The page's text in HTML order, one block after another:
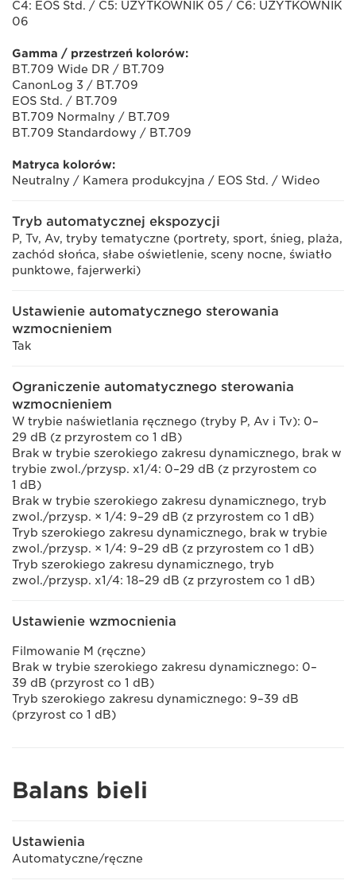
C4: EOS Std. / C5: UŻYTKOWNIK 05 / C6: UŻYTKOWNIK
06
Gamma / przestrzeń kolorów:
BT.709 Wide DR / BT.709
CanonLog 3 / BT.709
EOS Std. / BT.709
BT.709 Normalny / BT.709
BT.709 Standardowy / BT.709
Matryca kolorów:
Neutralny / Kamera produkcyjna / EOS Std. / Wideo
Tryb automatycznej ekspozycji
P, Tv, Av, tryby tematyczne (portrety, sport, śnieg, plaża,
zachód słońca, słabe oświetlenie, sceny nocne, światło
punktowe, fajerwerki)
Ustawienie automatycznego sterowania
wzmocnieniem
Tak
Ograniczenie automatycznego sterowania
wzmocnieniem
W trybie naświetlania ręcznego (tryby P, Av i Tv): 0–
29 dB (z przyrostem co 1 dB)
Brak w trybie szerokiego zakresu dynamicznego, brak w
trybie zwol./przysp. x1/4: 0–29 dB (z przyrostem co
1 dB)
Brak w trybie szerokiego zakresu dynamicznego, tryb
zwol./przysp. × 1/4: 9–29 dB (z przyrostem co 1 dB)
Tryb szerokiego zakresu dynamicznego, brak w trybie
zwol./przysp. × 1/4: 9–29 dB (z przyrostem co 1 dB)
Tryb szerokiego zakresu dynamicznego, tryb
zwol./przysp. x1/4: 18–29 dB (z przyrostem co 1 dB)
Ustawienie wzmocnienia
Filmowanie M (ręczne)
Brak w trybie szerokiego zakresu dynamicznego: 0–
39 dB (przyrost co 1 dB)
Tryb szerokiego zakresu dynamicznego: 9–39 dB
(przyrost co 1 dB)
Balans bieli
Ustawienia
Automatyczne/ręczne